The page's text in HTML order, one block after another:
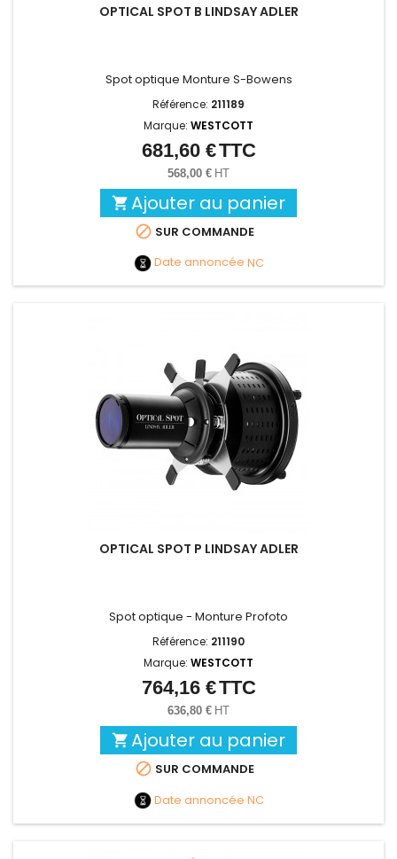
OPTICAL SPOT B LINDSAY ADLER
Spot optique Monture S-Bowens
Référence: 211189
Marque: WESTCOTT
Prix
681,60 €TTC
568,00 € HT
 Ajouter au panier
 SUR COMMANDE
Date annoncée NC
OPTICAL SPOT P LINDSAY ADLER
Spot optique - Monture Profoto
Référence: 211190
Marque: WESTCOTT
Prix
764,16 €TTC
636,80 € HT
 Ajouter au panier
 SUR COMMANDE
Date annoncée NC